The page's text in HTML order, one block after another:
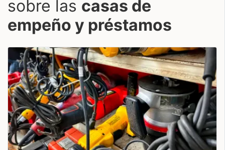
sobre las casas de
empeño y préstamos